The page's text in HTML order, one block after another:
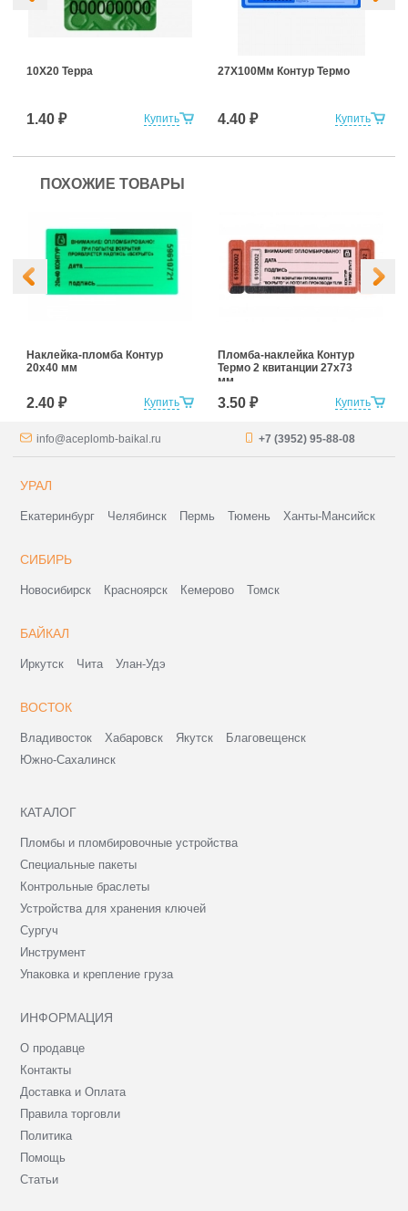
Купить
10Х20 Терра
1.40 ₽ Купить
27Х100Мм Контур Термо
4.40 ₽
ПОХОЖИЕ ТОВАРЫ
Купить
Наклейка-пломба Контур
20х40 мм
2.40 ₽ Купить
Пломба-наклейка Контур
Термо 2 квитанции 27х73
мм
3.50 ₽
info@aceplomb-baikal.ru +7 (3952) 95-88-08
УРАЛ
Екатеринбург Челябинск Пермь Тюмень Ханты-Мансийск
СИБИРЬ
Новосибирск Красноярск Кемерово Томск
БАЙКАЛ
Иркутск Чита Улан-Удэ
ВОСТОК
Владивосток Хабаровск Якутск
Благовещенск
Южно-Сахалинск
КАТАЛОГ
Пломбы и пломбировочные устройства
Специальные пакеты
Контрольные браслеты
Устройства для хранения ключей
Сургуч
Инструмент
Упаковка и крепление груза
ИНФОРМАЦИЯ
О продавце
Контакты
Доставка и Оплата
Правила торговли
Политика
Помощь
Статьи